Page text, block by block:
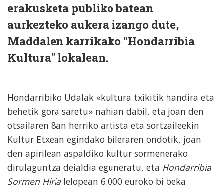
erakusketa publiko batean
aurkezteko aukera izango dute,
Maddalen karrikako "Hondarribia
Kultura" lokalean.
Hondarribiko Udalak «kultura txikitik handira eta
behetik gora saretu» nahian dabil, eta joan den
otsailaren 8an herriko artista eta sortzaileekin
Kultur Etxean egindako bileraren ondotik, joan
den apirilean aspaldiko kultur sormenerako
dirulaguntza deialdia eguneratu, eta Hondarribia
Sormen Hiria lelopean 6.000 euroko bi beka